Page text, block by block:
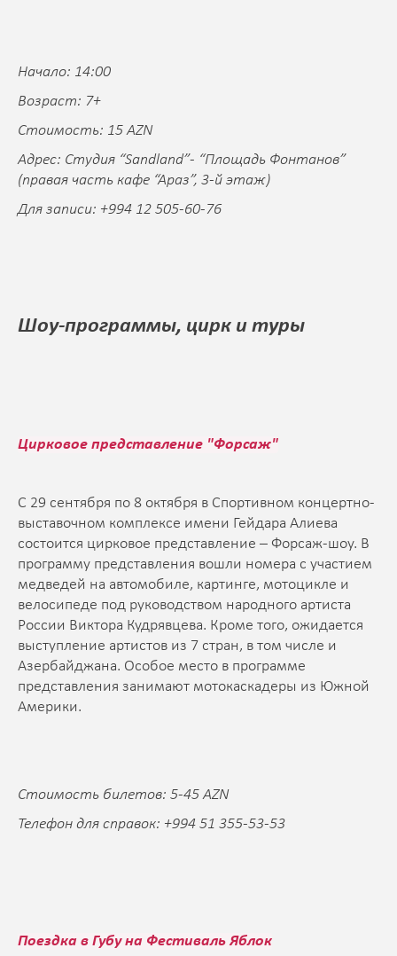
Начало: 14:00
Возраст: 7+
Стоимость: 15 AZN
Адрес: Студия “Sandland”- “Площадь Фонтанов”
(правая часть кафе “Араз”, 3-й этаж)
Для записи: +994 12 505-60-76
Шоу-программы, цирк и туры
Цирковое представление "Форсаж"
С 29 сентября по 8 октября в Спортивном концертно-
выставочном комплексе имени Гейдара Алиева
состоится цирковое представление – Форсаж-шоу. В
программу представления вошли номера с участием
медведей на автомобиле, картинге, мотоцикле и
велосипеде под руководством народного артиста
России Виктора Кудрявцева. Кроме того, ожидается
выступление артистов из 7 стран, в том числе и
Азербайджана. Особое место в программе
представления занимают мотокаскадеры из Южной
Америки.
Стоимость билетов: 5-45 AZN
Телефон для справок: +994 51 355-53-53
Поездка в Губу на Фестиваль Яблок